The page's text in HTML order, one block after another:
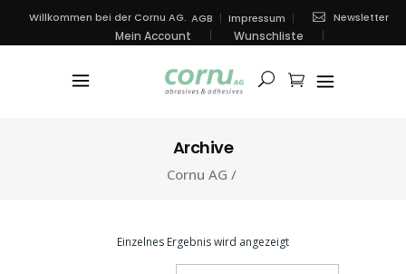
Willkommen bei der Cornu AG. AGB Impressum Newsletter
Mein Account Wunschliste
Archive
Cornu AG /
Einzelnes Ergebnis wird angezeigt